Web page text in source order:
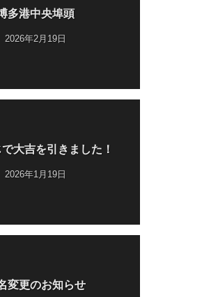
多港中央埠頭
2026年2月19日
大吉を引きました！
2026年1月19日
変更のお知らせ